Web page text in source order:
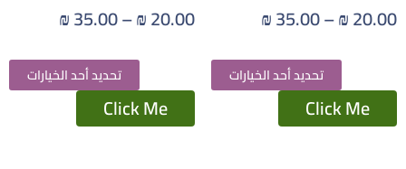
20.00
₪
–
35.00
₪
تحديد أحد الخيارات
Click Me
20.00
₪
–
35.00
₪
تحديد أحد الخيارات
Click Me